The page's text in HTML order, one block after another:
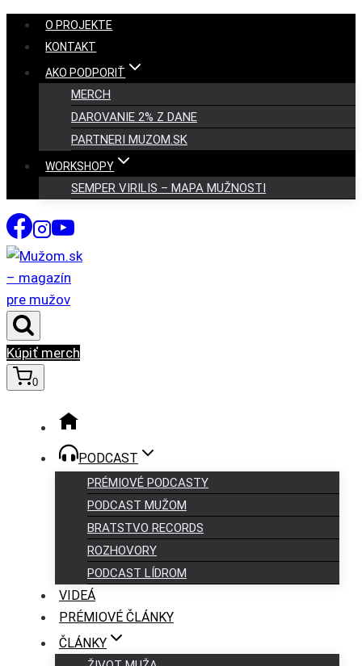
Skip
content
O PROJEKTE
KONTAKT
AKO PODPORIŤ
MERCH
DAROVANIE 2% Z DANE
PARTNERI MUZOM.SK
WORKSHOPY
SEMPER VIRILIS – MAPA MUŽNOSTI
Kúpiť merch
0
PODCAST
PRÉMIOVÉ PODCASTY
PODCAST MUŽOM
BRATSTVO RECORDS
ROZHOVORY
PODCAST LÍDROM
VIDEÁ
PRÉMIOVÉ ČLÁNKY
ČLÁNKY